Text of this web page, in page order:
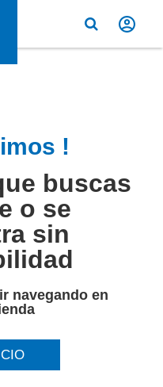
!
buscas
o se
sin
navegando en